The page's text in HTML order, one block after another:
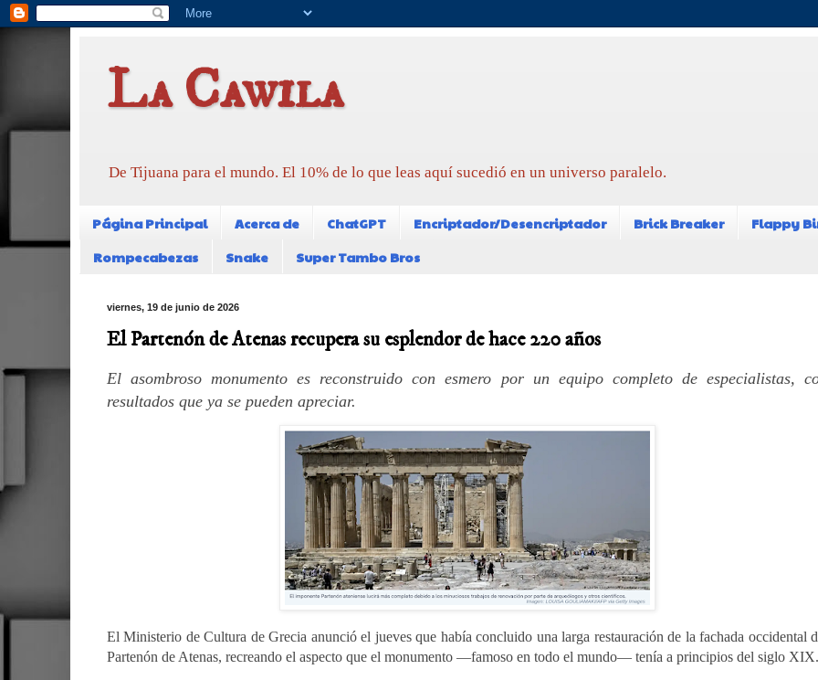
La Cawila
De Tijuana para el mundo. El 10% de lo que leas aquí sucedió en un universo paralelo.
Página Principal Acerca de ChatGPT Encriptador/Desencriptador Brick Breaker
Flappy
Rompecabezas
Snake Super Tambo Bros
viernes, 19 de junio de 2026
El Partenón de Atenas recupera su esplendor de hace 220 años
El asombroso monumento es reconstruido con esmero por un equipo completo de especialistas,
resultados que ya se pueden apreciar.
El Ministerio de Cultura de Grecia anunció el jueves que había concluido una larga restauración de la fachada occidental
Partenón de Atenas, recreando el aspecto que el monumento —famoso en todo el mundo— tenía a principios del siglo XIX.